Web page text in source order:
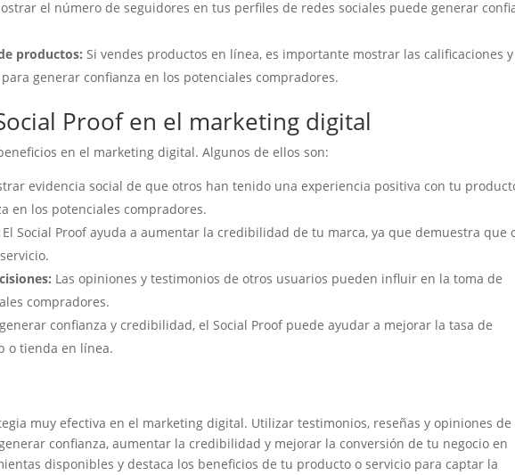
el número de seguidores en tus perfiles de redes sociales puede generar
productos: Si vendes productos en línea, es importante mostrar las calificaciones y
generar confianza en los potenciales compradores.
Proof en el marketing digital
en el marketing digital. Algunos de ellos son:
evidencia social de que otros han tenido una experiencia positiva con tu
en los potenciales compradores.
El Social Proof ayuda a aumentar la credibilidad de tu marca, ya que demuestra que
Las opiniones y testimonios de otros usuarios pueden influir en la toma de
compradores.
confianza y credibilidad, el Social Proof puede ayudar a mejorar la tasa de
o tienda en línea.
muy efectiva en el marketing digital. Utilizar testimonios, reseñas y opiniones de
confianza, aumentar la credibilidad y mejorar la conversión de tu negocio en
disponibles y destaca los beneficios de tu producto o servicio para captar la